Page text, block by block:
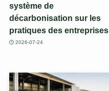
système de
décarbonisation sur les
pratiques des entreprises
2026-07-24